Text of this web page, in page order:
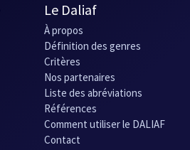
Le Daliaf
À propos
Définition des genres
Critères
Nos partenaires
Liste des abréviations
Références
Comment utiliser le DALIAF
Contact